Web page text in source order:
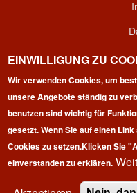
Copyright © 2026 | 100
EINWILLIGUNG ZU
Wir verwenden Cookies, um
unsere Angebote ständig zu
benutzen sind wichtig für
gesetzt. Wenn Sie auf einen
Cookies zu setzen.Klicken Sie
einverstanden zu erklären.